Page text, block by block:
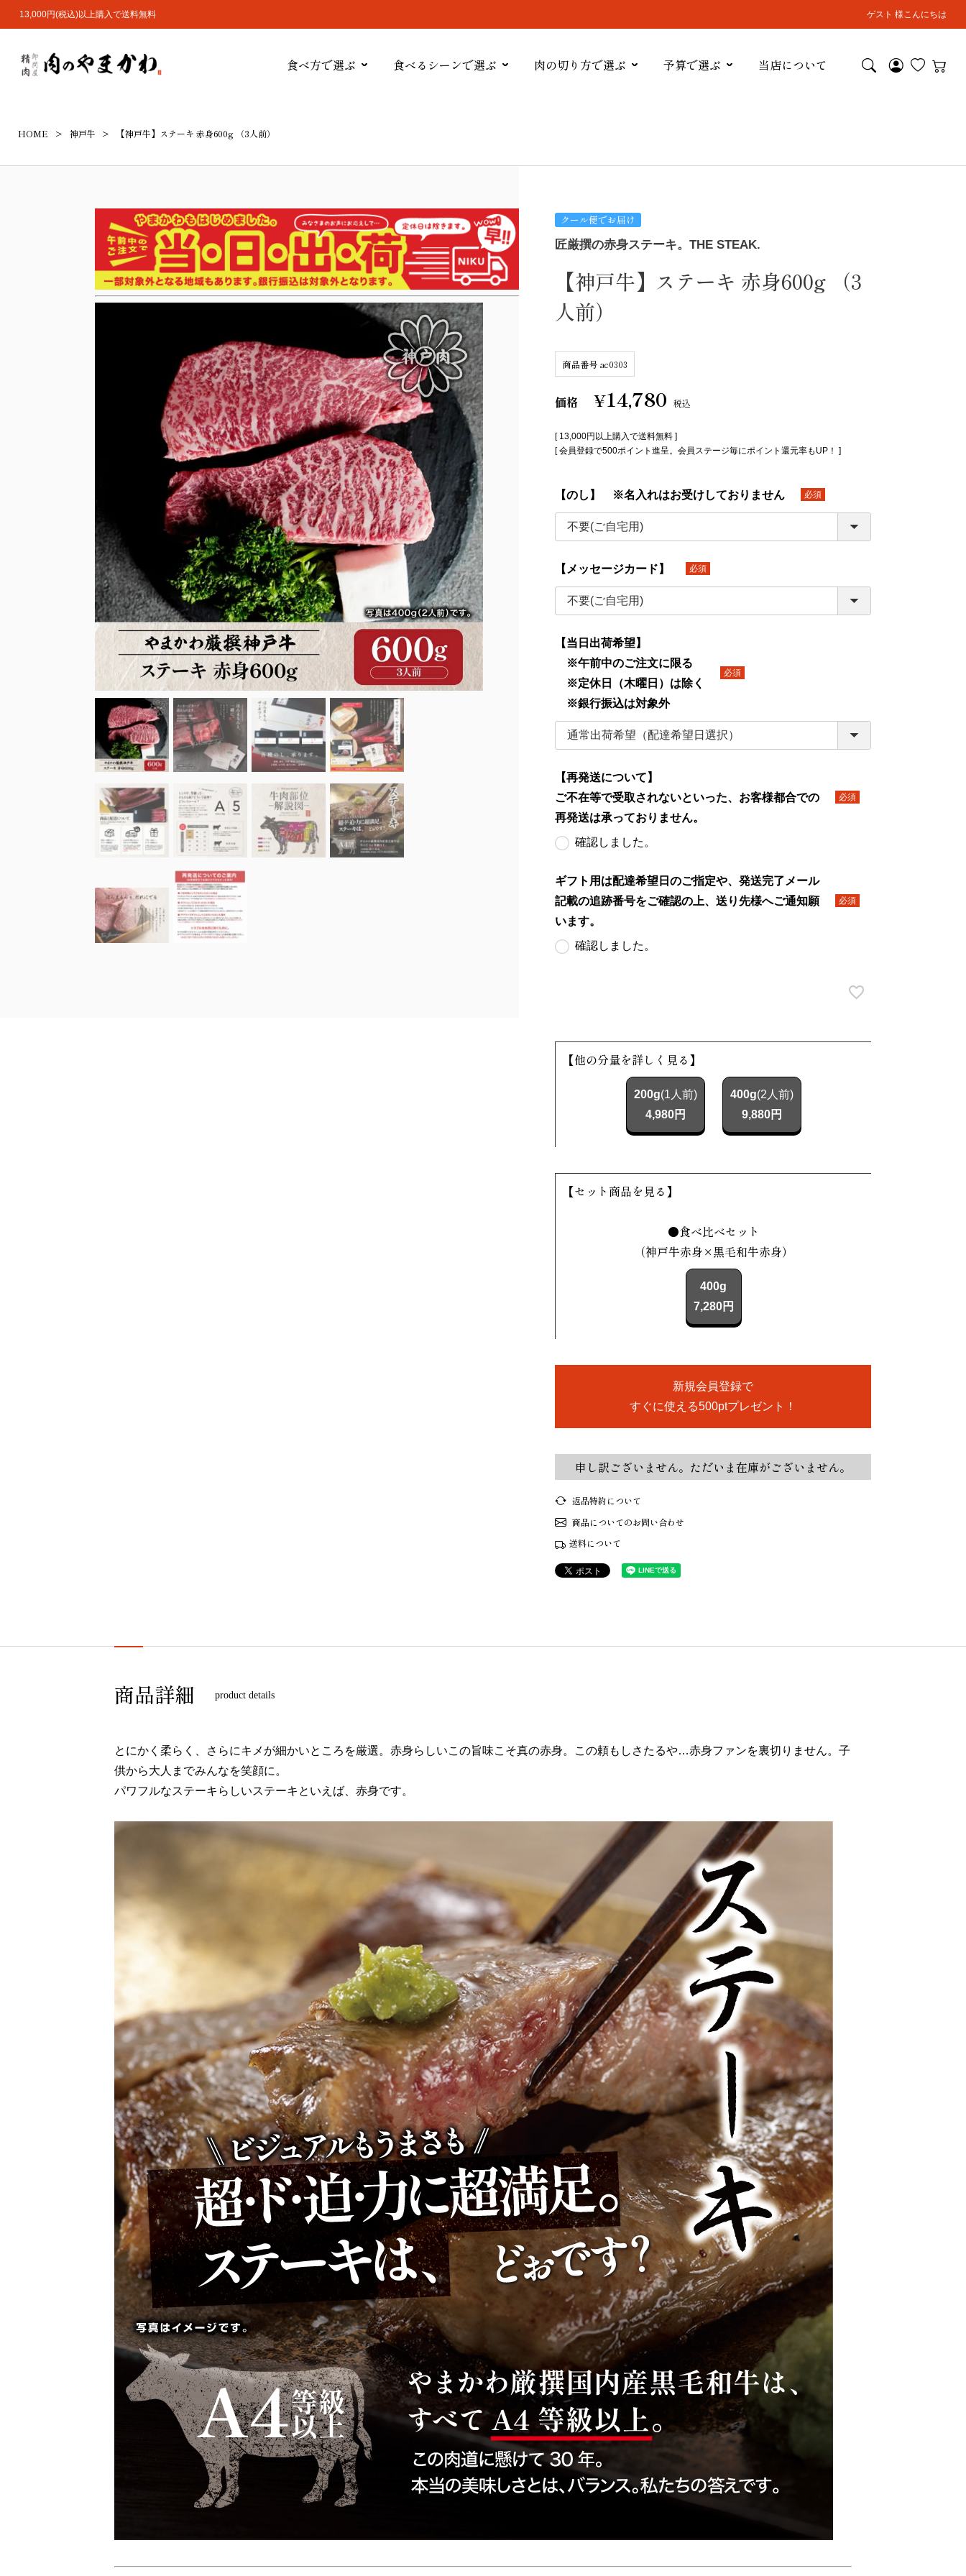
13,000円(税込)以上購入で送料無料 ゲスト 様こんにちは
食べ方で選ぶ 食べるシーンで選ぶ 肉の切り方で選ぶ 予算で選ぶ 当店について
HOME 神戸牛 【神戸牛】ステーキ 赤身600g （3人前）
クール便でお届け
匠厳撰の赤身ステーキ。THE STEAK.
【神戸牛】ステーキ 赤身600g （3
人前）
商品番号 ac0303
価格 ¥14,780 税込
[ 13,000円以上購入で送料無料 ]
[ 会員登録で500ポイント進呈。会員ステージ毎にポイント還元率もUP！ ]
【のし】 ※名入れはお受けしておりません
(必
【メッセージカード】
(必
【当日出荷希望】
※午前中のご注文に限る
※定休日（木曜日）は除く
※銀行振込は対象外
【再発送について】
ご不在等で受取されないといった、お客様都合での
再発送は承っておりません。
確認しました。
ギフト用は配達希望日のご指定や、発送完了メール
記載の追跡番号をご確認の上、送り先様へご通知願
います。
確認しました。
【他の分量を詳しく見る】
200g(1人前)
4,980円
400g(2人前)
9,880円
【セット商品を見る】
●食べ比べセット
（神戸牛赤身×黒毛和牛赤身）
400g
7,280円
新規会員登録で
すぐに使える500ptプレゼント！
申し訳ございません。ただいま在庫がございません。
返品特約について
商品についてのお問い合わせ
送料について
商品詳細 product details
とにかく柔らく、さらにキメが細かいところを厳選。赤身らしいこの旨味こそ真の赤身。この頼もしさたるや…赤身ファンを裏切りません。子
供から大人までみんなを笑顔に。
パワフルなステーキらしいステーキといえば、赤身です。